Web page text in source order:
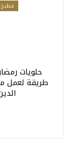
مطبخ
حلويات
طريقة لعمل